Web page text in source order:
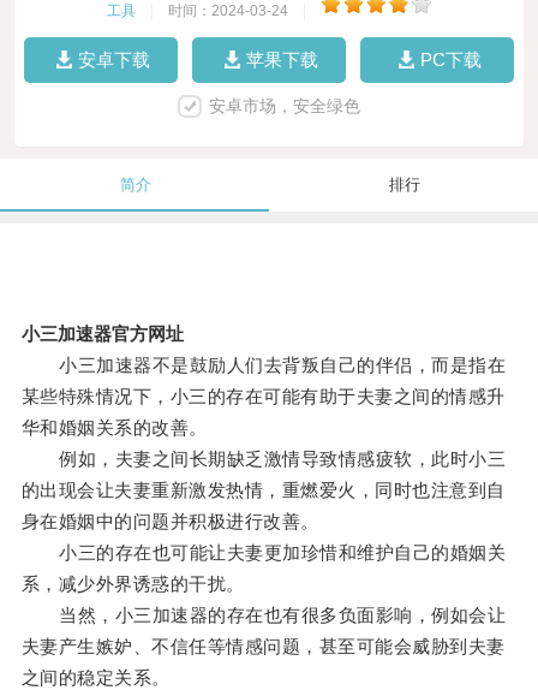
工具 时间：2024-03-24
安卓下载 苹果下载 PC下载
安卓市场，安全绿色
简介 排行
小三加速器官方网址
小三加速器不是鼓励人们去背叛自己的伴侣，而是指在
某些特殊情况下，小三的存在可能有助于夫妻之间的情感升
华和婚姻关系的改善。
例如，夫妻之间长期缺乏激情导致情感疲软，此时小三
的出现会让夫妻重新激发热情，重燃爱火，同时也注意到自
身在婚姻中的问题并积极进行改善。
小三的存在也可能让夫妻更加珍惜和维护自己的婚姻关
系，减少外界诱惑的干扰。
当然，小三加速器的存在也有很多负面影响，例如会让
夫妻产生嫉妒、不信任等情感问题，甚至可能会威胁到夫妻
之间的稳定关系。